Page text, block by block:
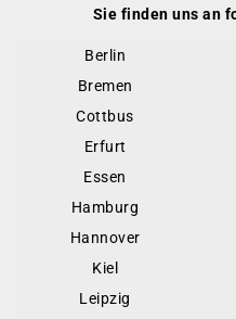
Sie finden uns an
Berlin
Bremen
Cottbus
Erfurt
Essen
Hamburg
Hannover
Kiel
Leipzig